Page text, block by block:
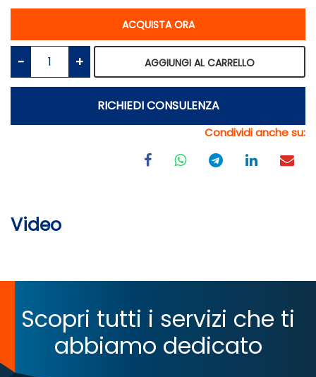
ACQUISTA ORA
Quantità
AGGIUNGI AL CARRELLO
RICHIEDI CONSULENZA
Condividi anche su:
Video
Scopri tutti i servizi che ti
abbiamo dedicato